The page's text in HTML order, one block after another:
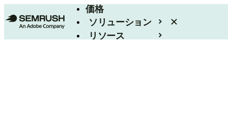
価格
ソリューション
リソース